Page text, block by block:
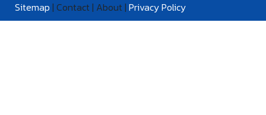
Sitemap | Contact | About | Privacy Policy